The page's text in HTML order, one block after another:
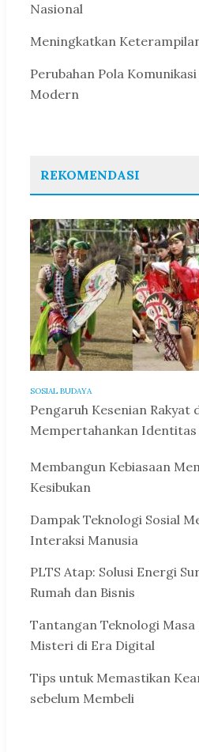
Nasional
Meningkatkan
Perubahan Pola
Modern
REKOMENDASI
SOSIAL BUDAYA
Pengaruh Kesenian Rakyat
Mempertahankan Identitas
Membangun Kebiasaan
Kesibukan
Dampak Teknologi Sosial
Interaksi Manusia
PLTS Atap: Solusi Energi
Rumah dan Bisnis
Tantangan Teknologi Masa
Misteri di Era Digital
Tips untuk Memastikan
sebelum Membeli